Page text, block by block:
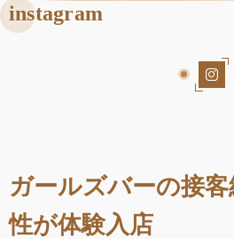
instagram
ガールズバーの接
性が体験入店